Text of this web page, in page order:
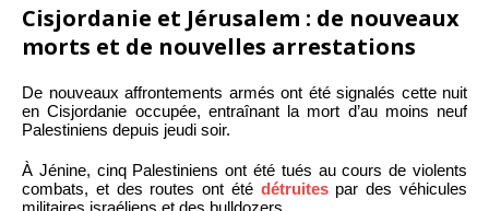
Cisjordanie et Jérusalem : de nouveaux
morts et de nouvelles arrestations
De nouveaux affrontements armés ont été signalés cette nuit
en Cisjordanie occupée, entraînant la mort d’au moins neuf
Palestiniens depuis jeudi soir.
À Jénine, cinq Palestiniens ont été tués au cours de violents
combats, et des routes ont été détruitespar des véhicules
militaires israéliens et des bulldozers.